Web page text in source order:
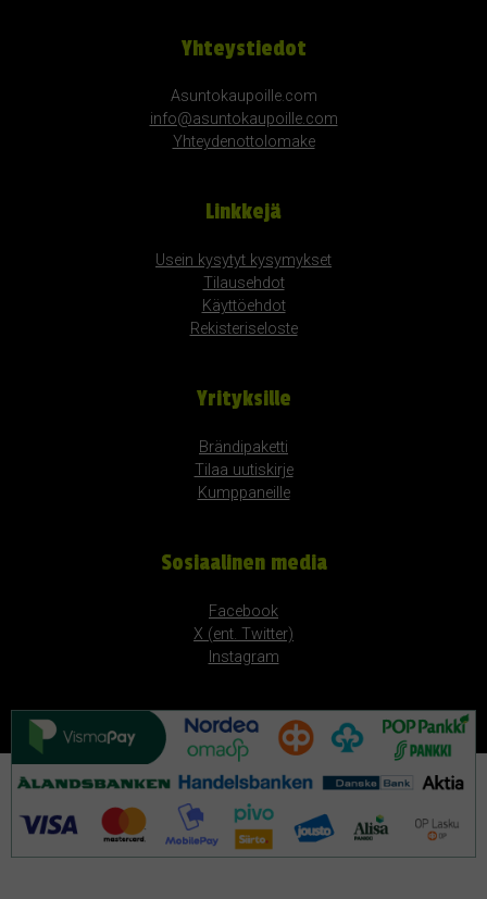
Yhteystiedot
Asuntokaupoille.com
info@asuntokaupoille.com
Yhteydenottolomake
Linkkejä
Usein kysytyt kysymykset
Tilausehdot
Käyttöehdot
Rekisteriseloste
Yrityksille
Brändipaketti
Tilaa uutiskirje
Kumppaneille
Sosiaalinen media
Facebook
X (ent. Twitter)
Instagram